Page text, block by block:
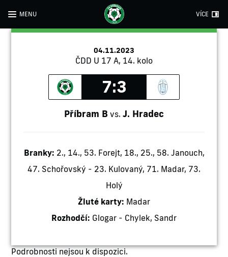
MENU VÍCE
04.11.2023
ČDD U 17 A, 14. kolo
7:3
Příbram B vs. J. Hradec
Branky: 2., 14., 53. Forejt, 18., 25., 58. Janouch,
47. Schořovský - 23. Kulovaný, 71. Madar, 73.
Holý
Žluté karty: Madar
Rozhodčí: Glogar - Chylek, Sandr
Podrobnosti nejsou k dispozici.